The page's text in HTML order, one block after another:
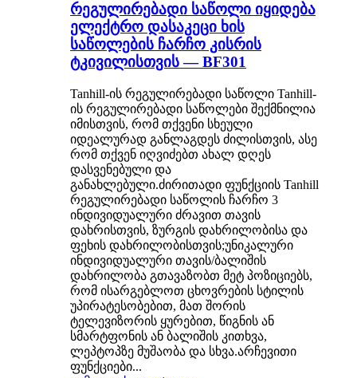
რეგულირებადი საწოლი იყიდება
ელექტრო დასაკეცი ხის
საწოლების ჩარჩო კისრის
ტკივილისთვის — BF301
Tanhill-ის რეგულირებადი საწოლი Tanhill-
ის რეგულირებადი საწოლები შექმნილია
იმისთვის, რომ თქვენი სხეული
იდეალურად განლაგდეს ძილისთვის, ასე
რომ თქვენ იღვიძებთ ახალ დღეს
დასვენებული და
განახლებული.ძირითადი ფუნქციის Tanhill
რეგულირებადი საწოლის ჩარჩო 3
ინდივიდუალური ძრავით თავის
დახრისთვის, ზურგის დახრილობისა და
ფეხის დახრილობისთვის;უნიკალური
ინდივიდუალური თავის/ბალიშის
დახრილობა გთავაზობთ მეტ პოზიციებს,
რომ ისარგებლოთ ცხოვრების სტილის
უპირატესობებით, მათ შორის
ტელევიზორის ყურებით, წიგნის ან
სმარტფონის ან ბალიშის კითხვა,
ლეპტოპზე მუშაობა და სხვა.არჩევითი
ფუნქციები...